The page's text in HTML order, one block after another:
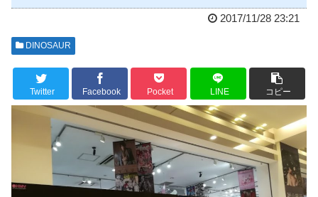
2017/11/28 23:21
DINOSAUR
Twitter Facebook Pocket LINE コピー